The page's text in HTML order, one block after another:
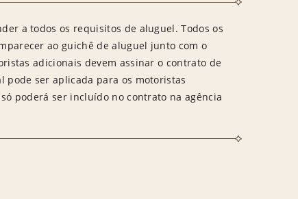
a todos os requisitos de aluguel. Todos os
ao guichê de aluguel junto com o
adicionais devem assinar o contrato de
pode ser aplicada para os motoristas
poderá ser incluído no contrato na agência